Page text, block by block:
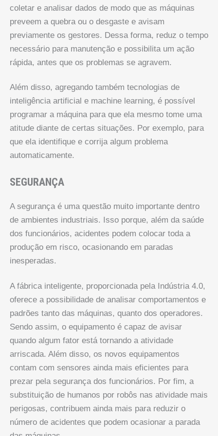
coletar e analisar dados de modo que as máquinas
preveem a quebra ou o desgaste e avisam
previamente os gestores. Dessa forma, reduz o tempo
necessário para manutenção e possibilita um ação
rápida, antes que os problemas se agravem.
Além disso, agregando também tecnologias de
inteligência artificial e machine learning, é possível
programar a máquina para que ela mesmo tome uma
atitude diante de certas situações. Por exemplo, para
que ela identifique e corrija algum problema
automaticamente.
SEGURANÇA
A segurança é uma questão muito importante dentro
de ambientes industriais. Isso porque, além da saúde
dos funcionários, acidentes podem colocar toda a
produção em risco, ocasionando em paradas
inesperadas.
A fábrica inteligente, proporcionada pela Indústria 4.0,
oferece a possibilidade de analisar comportamentos e
padrões tanto das máquinas, quanto dos operadores.
Sendo assim, o equipamento é capaz de avisar
quando algum fator está tornando a atividade
arriscada. Além disso, os novos equipamentos
contam com sensores ainda mais eficientes para
prezar pela segurança dos funcionários. Por fim, a
substituição de humanos por robôs nas atividade mais
perigosas, contribuem ainda mais para reduzir o
número de acidentes que podem ocasionar a parada